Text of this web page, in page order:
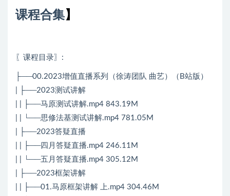
课程合集】
〖课程目录〗:
├──00.2023增值直播系列（徐涛团队 曲艺）（B站版）
| ├──2023测试讲解
| | ├──马原测试讲解.mp4 843.19M
| | └──思修法基测试讲解.mp4 781.05M
| ├──2023答疑直播
| | ├──四月答疑直播.mp4 246.11M
| | └──五月答疑直播.mp4 305.12M
| ├──2023框架讲解
| | ├──01.马原框架讲解 上.mp4 304.46M